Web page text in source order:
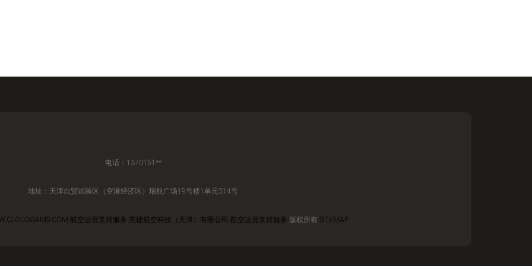
电话：1370151**
地址：天津自贸试验区（空港经济区）瑞航广场19号楼1单元314号
航空运营支持服务 亮捷航空科技（天津）有限公司 航空运营支持服务 版权所有 SITEMAP